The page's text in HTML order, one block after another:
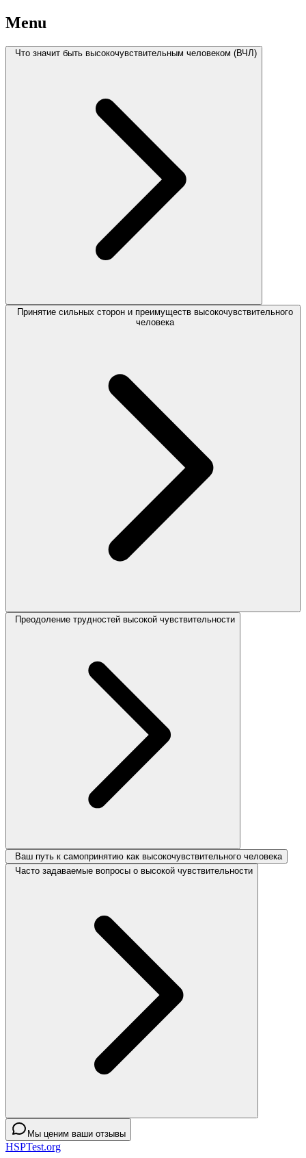
Menu
Что значит быть высокочувствительным человеком (ВЧЛ)
Принятие сильных сторон и преимуществ высокочувствительного
человека
Преодоление трудностей высокой чувствительности
Ваш путь к самопринятию как высокочувствительного человека
Часто задаваемые вопросы о высокой чувствительности
Мы ценим ваши отзывы
HSPTest.org